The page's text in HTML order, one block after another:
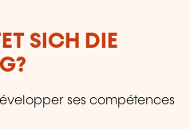
SICH DIE
ses compétences